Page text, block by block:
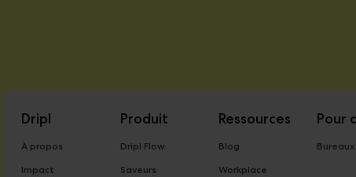
Dripl
À propos
Impact
Produit
Dripl Flow
Saveurs
Ressources
Blog
Workplace
Pour
Bureaux